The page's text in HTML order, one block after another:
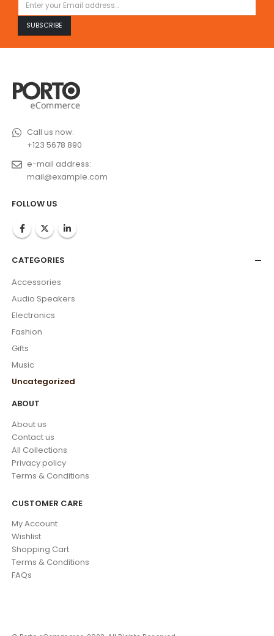
Call us now:
+123 5678 890
e-mail address:
mail@example.com
FOLLOW US
CATEGORIES
Accessories
Audio Speakers
Electronics
Fashion
Gifts
Music
Uncategorized
ABOUT
About us
Contact us
All Collections
Privacy policy
Terms & Conditions
CUSTOMER CARE
My Account
Wishlist
Shopping Cart
Terms & Conditions
FAQs